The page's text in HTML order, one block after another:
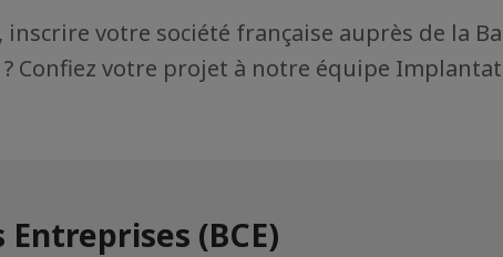
votre société française auprès de la
Confiez votre projet à notre équipe
(BCE)